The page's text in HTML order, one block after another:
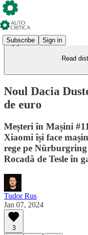
Subscribe Sign in
Read
Noul Dacia
de euro
Meșteri în Mașini
Xiaomi își face
rege pe Nürburgring
Rocadă de Tesle în
Tudor Rus
Jan 07, 2024
3